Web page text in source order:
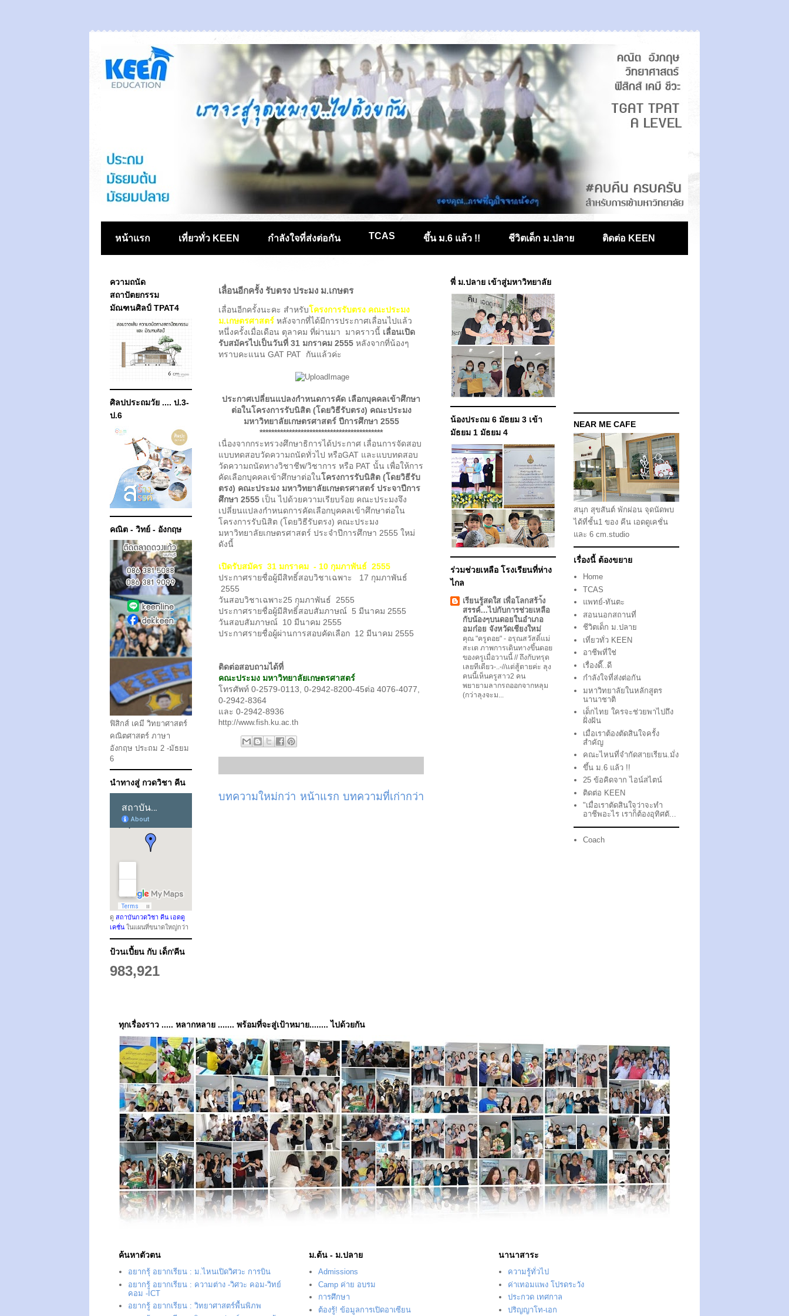
หน้าแรก เที่ยวทั่ว KEEN กำลังใจที่ส่งต่อกัน TCAS ขึ้น ม.6 แล้ว !! ชีวิตเด็ก ม.ปลาย ติดต่อ KEEN
เลื่อนอีกครั้ง รับตรง ประมง ม.เกษตร
เลื่อนอีกครั้งนะคะ สำหรับโครงการรับตรง คณะประมง
ม.เกษตรศาสตร์ หลังจากที่ได้มีการประกาศเลื่อนไปแล้ว
หนึ่งครั้งเมื่อเดือน ตุลาคม ที่ผ่านมา มาคราวนี้ เลื่อนเปิด
รับสมัครไปเป็นวันที่ 31 มกราคม 2555 หลังจากที่น้องๆ
ทราบคะแนน GAT PAT กันแล้วค่ะ
ประกาศเปลี่ยนแปลงกำหนดการคัด เลือกบุคคลเข้าศึกษา
ต่อในโครงการรับนิสิต (โดยวิธีรับตรง) คณะประมง
มหาวิทยาลัยเกษตรศาสตร์ ปีการศึกษา 2555
******************************************
เนื่องจากกระทรวงศึกษาธิการได้ประกาศ เลื่อนการจัดสอบ
แบบทดสอบวัดความถนัดทั่วไป หรือGAT และแบบทดสอบ
วัดความถนัดทางวิชาชีพ/วิชาการ หรือ PAT นั้น เพื่อให้การ
คัดเลือกบุคคลเข้าศึกษาต่อในโครงการรับนิสิต (โดยวิธีรับ
ตรง) คณะประมง มหาวิทยาลัยเกษตรศาสตร์ ประจาปีการ
ศึกษา 2555 เป็น ไปด้วยความเรียบร้อย คณะประมงจึง
เปลี่ยนแปลงกำหนดการคัดเลือกบุคคลเข้าศึกษาต่อใน
โครงการรับนิสิต (โดยวิธีรับตรง) คณะประมง
มหาวิทยาลัยเกษตรศาสตร์ ประจำปีการศึกษา 2555 ใหม่
ดังนี้
เปิดรับสมัคร 31 มกราคม - 10 กุมภาพันธ์ 2555
ประกาศรายชื่อผู้มีสิทธิ์สอบวิชาเฉพาะ 17 กุมภาพันธ์
2555
วันสอบวิชาเฉพาะ25 กุมภาพันธ์ 2555
ประกาศรายชื่อผู้มีสิทธิ์สอบสัมภาษณ์ 5 มีนาคม 2555
วันสอบสัมภาษณ์ 10 มีนาคม 2555
ประกาศรายชื่อผู้ผ่านการสอบคัดเลือก 12 มีนาคม 2555
ติดต่อสอบถามได้ที่
คณะประมง มหาวิทยาลัยเกษตรศาสตร์
โทรศัพท์ 0-2579-0113, 0-2942-8200-45ต่อ 4076-4077,
0-2942-8364
และ 0-2942-8936
http://www.fish.ku.ac.th
บทความใหม่กว่า บทความที่เก่ากว่า
หน้าแรก
ความถนัด
สถาปัตยกรรม
มัณฑนศิลป์ TPAT4
ศิลปประถมวัย .... ป.3-
ป.6
คณิต - วิทย์ - อังกฤษ
ฟิสิกส์ เคมี วิทยาศาสตร์
คณิตศาสตร์ ภาษา
อังกฤษ ประถม 2 -มัธยม
6
นำทางสู่ กวดวิชา คีน
ดู สถาบันกวดวิชา คีน เอดดู
เคชั่น ในแผนที่ขนาดใหญ่กว่า
ป้วนเปี้ยน กับ เด็ก'คีน
983,921
พี่ ม.ปลาย เข้าสู่มหาวิทยาลัย
น้องประถม 6 มัธยม 3 เข้า
มัธยม 1 มัธยม 4
ร่วมช่วยเหลือ โรงเรียนที่ห่าง
ไกล
เรียนรู้สดใส เพื่อโลกสร้า้ง
สรรค์...ไปกับการช่วยเหลือ
กับน้องๆบนดอยในอำเภอ
อมก๋อย จังหวัดเชียงใหม่
คุณ "ครูดอย" - อรุณสวัสดิ์แม่
สะเต ภาพการเดินทางขึ้นดอย
ของครูเมื่อวานนี้ // ถึงกับทรุด
เลยทีเดียว-..-//แต่สู้ตายค่ะ ลุง
คนนี้เห็นครูสาว2 คน
พยายามลากรถออกจากหลุม
(กว่าลุงจะม...
NEAR ME CAFE
สนุก สุขสันต์ พักผ่อน จุดนัดพบ
ได้ที่ชั้น1 ของ คีน เอดดูเคชั่น
และ 6 cm.studio
เรื่องนี้ ต้องขยาย
Home
TCAS
แพทย์-ทันตะ
สอนนอกสถานที่
ชีวิตเด็ก ม.ปลาย
เที่ยวทั่ว KEEN
อาชีพที่ใช่
เรื่องดี๊..ดี
กำลังใจที่ส่งต่อกัน
มหาวิทยาลัยในหลักสูตร
นานาชาติ
เด็กไทย ใครจะช่วยพาไปถึง
ฝั่งฝัน
เมื่อเราต้องตัดสินใจครั้ง
สำคัญ
คณะไหนที่จำกัดสายเรียน.มั่ง
ขึ้น ม.6 แล้ว !!
25 ข้อคิดจาก ไอน์สไตน์
ติดต่อ KEEN
"เมื่อเราตัดสินใจว่าจะทำ
อาชีพอะไร เราก็ต้องอุทิศตั...
Coach
ทุกเรื่องราว ..... หลากหลาย ....... พร้อมที่จะสู่เป้าหมาย........ ไปด้วยกัน
ค้นหาตัวตน
อยากรุ้ อยากเรียน : ม.ไหนเปิดวิศวะ การบิน
อยากรู้ อยากเรียน : ความต่าง -วิศวะ คอม-วิทย์
คอม -ICT
อยากรู้ อยากเรียน : วิทยาศาสตร์พื้นพิภพ
ม.ต้น - ม.ปลาย
Admissions
Camp ค่าย อบรม
การศึกษา
ต้องรู้! ข้อมูลการเปิดอาเซียน
นานาสาระ
ความรู้ทั่วไป
ค่าเทอมแพง โปรดระวัง
ประกวด เทศกาล
ปริญญาโท-เอก